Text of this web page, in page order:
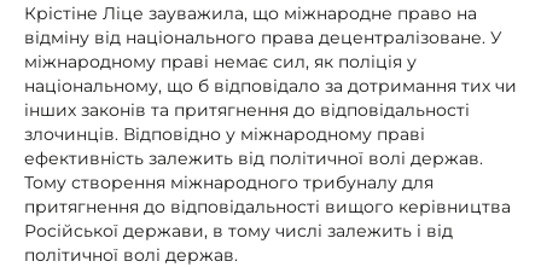
Крістіне Ліце зауважила, що міжнародне право на
відміну від національного права децентралізоване. У
міжнародному праві немає сил, як поліція у
національному, що б відповідало за дотримання тих чи
інших законів та притягнення до відповідальності
злочинців. Відповідно у міжнародному праві
ефективність залежить від політичної волі держав.
Тому створення міжнародного трибуналу для
притягнення до відповідальності вищого керівництва
Російської держави, в тому числі залежить і від
політичної волі держав.